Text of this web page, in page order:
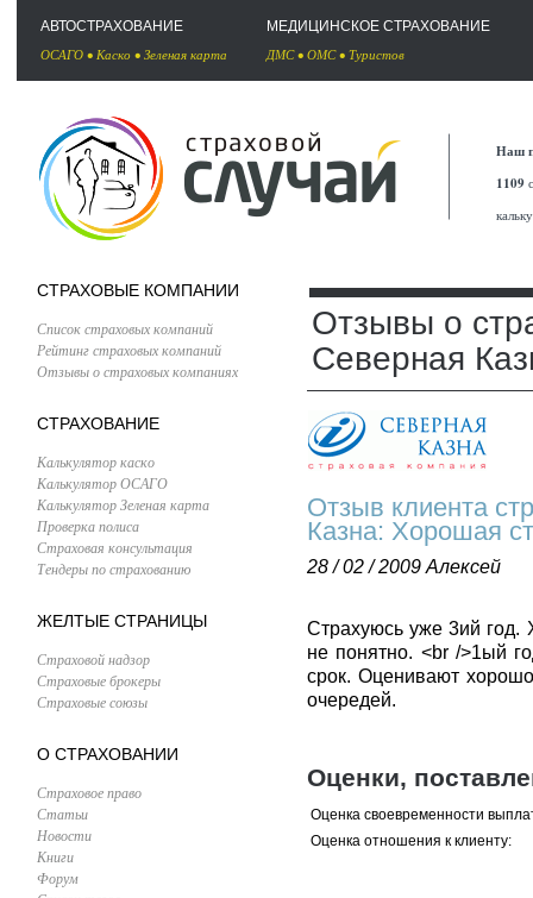
АВТОСТРАХОВАНИЕ
ОСАГО • Каско • Зеленая карта
МЕДИЦИНСКОЕ СТРАХОВАНИЕ
ДМС• ОМС• Туристов
Наш
1109
СТРАХОВЫЕ КОМПАНИИ
Список страховых компаний
Рейтинг страховых компаний
Отзывы о страховых компаниях
СТРАХОВАНИЕ
Калькулятор каско
Калькулятор ОСАГО
Калькулятор Зеленая карта
Проверка полиса
Страховая консультация
Тендеры по страхованию
ЖЕЛТЫЕ СТРАНИЦЫ
Страховой надзор
Страховые брокеры
Страховые союзы
О СТРАХОВАНИИ
Страховое право
Статьи
Новости
Книги
Форум
Отзывы о
Северная
Отзыв клиента
Казна: Хорошая
28 / 02 / 2009 Алексей
Страхуюсь уже 3ий год.
не понятно. <br />1ый
срок. Оценивают
очередей.
Оценки,
Оценка своевременности
Оценка отношения к клиенту: